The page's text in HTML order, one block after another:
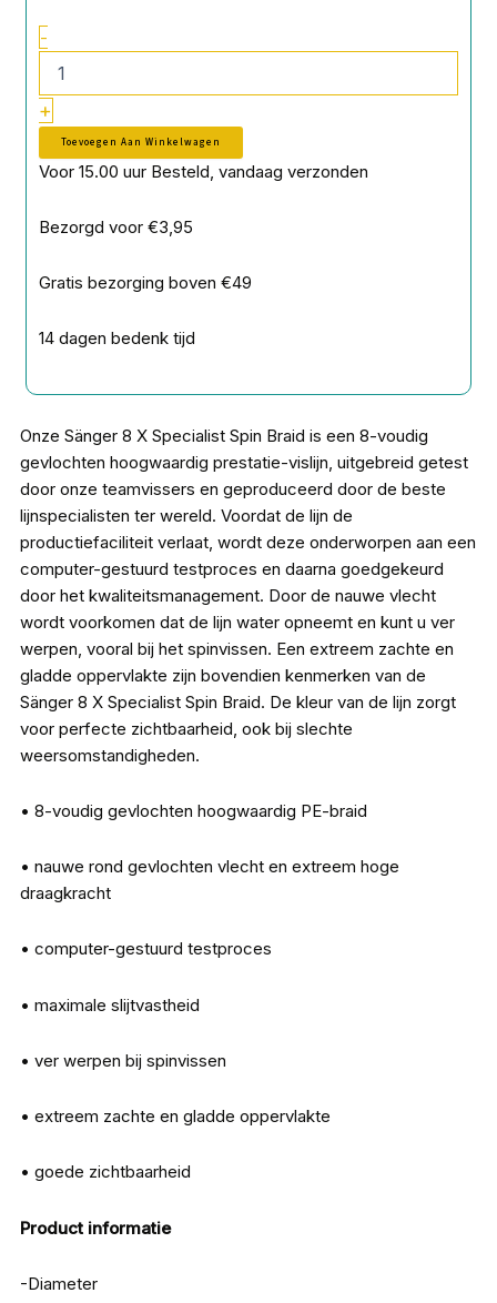
-
+
Toevoegen Aan Winkelwagen
Voor 15.00 uur Besteld, vandaag verzonden
Bezorgd voor €3,95
Gratis bezorging boven €49
14 dagen bedenk tijd
Onze Sänger 8 X Specialist Spin Braid is een 8-voudig
gevlochten hoogwaardig prestatie-vislijn, uitgebreid getest
door onze teamvissers en geproduceerd door de beste
lijnspecialisten ter wereld. Voordat de lijn de
productiefaciliteit verlaat, wordt deze onderworpen aan een
computer-gestuurd testproces en daarna goedgekeurd
door het kwaliteitsmanagement. Door de nauwe vlecht
wordt voorkomen dat de lijn water opneemt en kunt u ver
werpen, vooral bij het spinvissen. Een extreem zachte en
gladde oppervlakte zijn bovendien kenmerken van de
Sänger 8 X Specialist Spin Braid. De kleur van de lijn zorgt
voor perfecte zichtbaarheid, ook bij slechte
weersomstandigheden.
• 8-voudig gevlochten hoogwaardig PE-braid
• nauwe rond gevlochten vlecht en extreem hoge
draagkracht
• computer-gestuurd testproces
• maximale slijtvastheid
• ver werpen bij spinvissen
• extreem zachte en gladde oppervlakte
• goede zichtbaarheid
Product informatie
-Diameter